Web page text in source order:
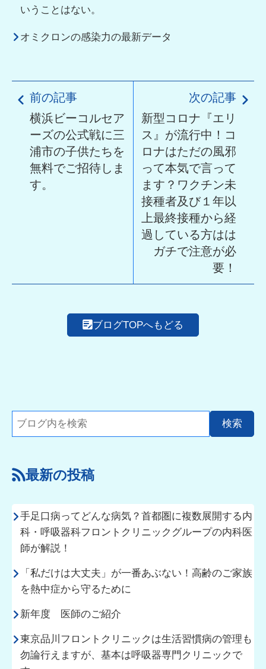
いうことはない。
オミクロンの感染力の最新データ
前の記事
横浜ビーコルセア
ーズの公式戦に三
浦市の子供たちを
無料でご招待しま
す。
次の記事
新型コロナ『エリ
ス』が流行中！コ
ロナはただの風邪
って本気で言って
ます？ワクチン未
接種者及び１年以
上最終接種から経
過している方はは
ガチで注意が必
要！
ブログTOPへもどる
最新の投稿
手足口病ってどんな病気？首都圏に複数展開する内
科・呼吸器科フロントクリニックグループの内科医
師が解説！
「私だけは大丈夫」が一番あぶない！高齢のご家族
を熱中症から守るために
新年度 医師のご紹介
東京品川フロントクリニックは生活習慣病の管理も
勿論行えますが、基本は呼吸器専門クリニックで